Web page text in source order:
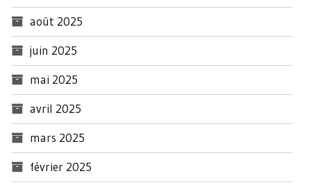
août 2025
juin 2025
mai 2025
avril 2025
mars 2025
février 2025